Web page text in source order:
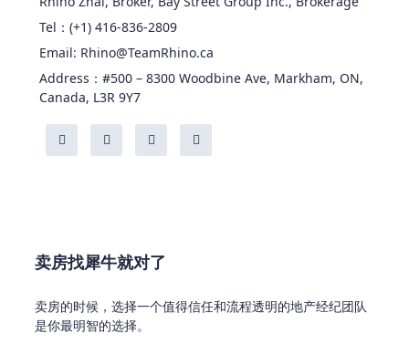
Tel：(+1) 416-836-2809
Email: Rhino@TeamRhino.ca
Address：#500 – 8300 Woodbine Ave, Markham, ON,
Canada, L3R 9Y7
卖房找犀牛就对了
卖房的时候，选择一个值得信任和流程透明的地产经纪团队
是你最明智的选择。